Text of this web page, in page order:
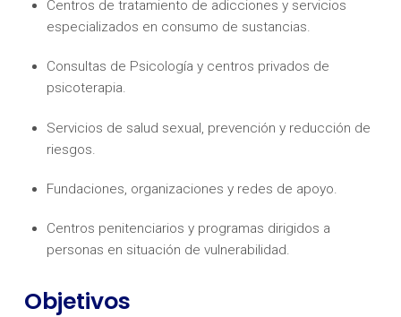
Centros de tratamiento de adicciones y servicios
especializados en consumo de sustancias.
Consultas de Psicología y centros privados de
psicoterapia.
Servicios de salud sexual, prevención y reducción de
riesgos.
Fundaciones, organizaciones y redes de apoyo.
Centros penitenciarios y programas dirigidos a
personas en situación de vulnerabilidad.
Objetivos